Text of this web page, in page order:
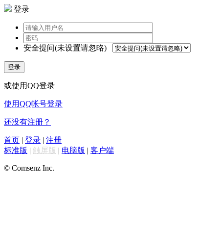
登录
安全提问(未设置请忽略)
登录
或使用QQ登录
使用QQ帐号登录
还没有注册？
首页 | 登录 | 注册
标准版 | 触屏版 | 电脑版 | 客户端
© Comsenz Inc.